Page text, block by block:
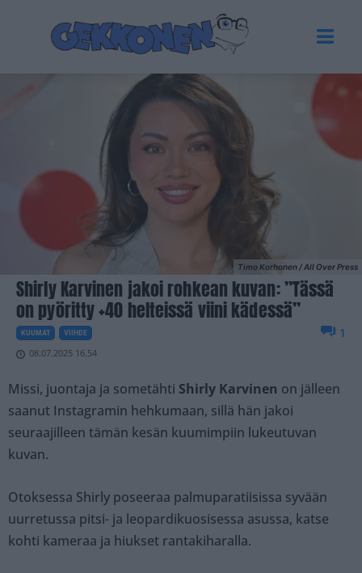
Timo Korhonen / All Over Press
Shirly Karvinen jakoi rohkean kuvan: ”Tässä
on pyöritty +40 helteissä viini kädessä”
KUUMAT VIIHDE
08.07.2025 16.54
1
Missi, juontaja ja sometähti Shirly Karvinen on jälleen
saanut Instagramin hehkumaan, sillä hän jakoi
seuraajilleen tämän kesän kuumimpiin lukeutuvan
kuvan.
Otoksessa Shirly poseeraa palmuparatiisissa syvään
uurretussa pitsi- ja leopardikuosisessa asussa, katse
kohti kameraa ja hiukset rantakiharalla.